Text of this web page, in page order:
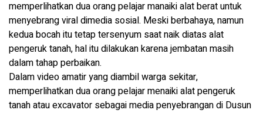
memperlihatkan dua orang pelajar manaiki alat berat untuk
menyebrang viral dimedia sosial. Meski berbahaya, namun
kedua bocah itu tetap tersenyum saat naik diatas alat
pengeruk tanah, hal itu dilakukan karena jembatan masih
dalam tahap perbaikan.
Dalam video amatir yang diambil warga sekitar,
memperlihatkan dua orang pelajar menaiki alat pengeruk
tanah atau excavator sebagai media penyebrangan di Dusun